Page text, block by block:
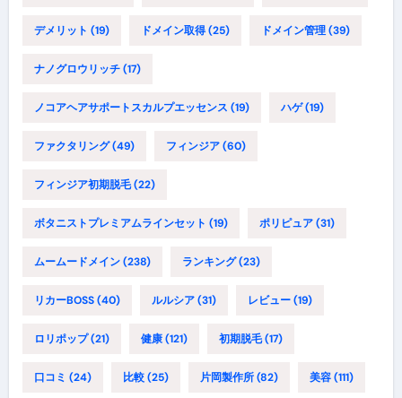
デメリット (19) ドメイン取得(25) ドメイン管理(39)
ナノグロウリッチ(17)
ノコアヘアサポートスカルプエッセンス (19) ハゲ(19)
ファクタリング(49) フィンジア(60)
フィンジア初期脱毛(22)
ボタニストプレミアムラインセット (19) ポリピュア(31)
ムームードメイン(238) ランキング(23)
リカーBOSS(40) ルルシア(31) レビュー(19)
ロリポップ(21) 健康(121) 初期脱毛(17)
口コミ (24) 比較(25) 片岡製作所(82) 美容(111)